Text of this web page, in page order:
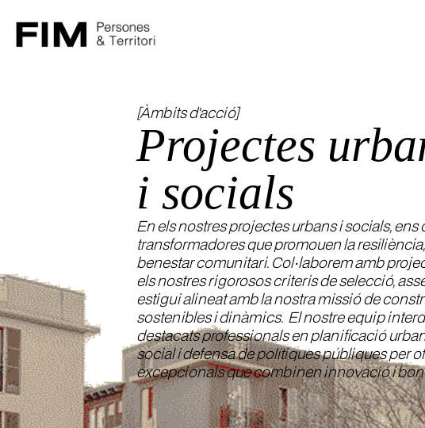
[Àmbits d'acció]
Projectes
i socials
En els nostres projectes urbans i socials,
transformadores que promouen la
benestar comunitari. Col·laborem amb
els nostres rigorosos criteris de selecció,
estigui alineat amb la nostra missió de
sostenibles i dinàmics. El nostre equip
destacats professionals en planificació
social i defensa de polítiques públiques per
excepcionals que combinen innovació i